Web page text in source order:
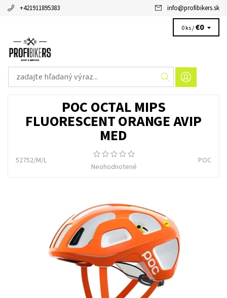
+421911895383 info@profibikers.sk
0 ks /€0
POC OCTAL MIPS
FLUORESCENT ORANGE AVIP
MED
52752/M/L
Neohodnotené
POC